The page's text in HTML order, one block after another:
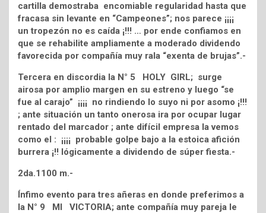
cartilla demostraba encomiable regularidad hasta que
fracasa sin levante en “Campeones”; nos parece ¡¡¡¡
un tropezón no es caída ¡!!! … por ende confiamos en
que se rehabilite ampliamente a moderado dividendo
favorecida por compañía muy rala “exenta de brujas”.-
Tercera en discordia la N° 5 HOLY GIRL; surge
airosa por amplio margen en su estreno y luego “se
fue al carajo” ¡¡¡¡ no rindiendo lo suyo ni por asomo ¡!!!
; ante situación un tanto onerosa ira por ocupar lugar
rentado del marcador ; ante difícil empresa la vemos
como el : ¡¡¡¡ probable golpe bajo a la estoica afición
burrera ¡!! lógicamente a dividendo de súper fiesta.-
2da.1100 m.-
Ínfimo evento para tres añeras en donde preferimos a
la N° 9 MI VICTORIA; ante compañía muy pareja le